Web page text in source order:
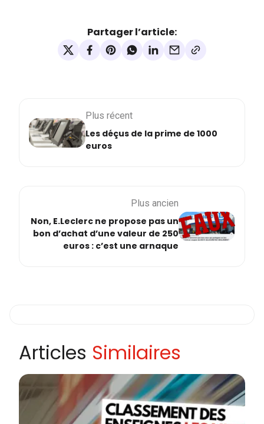
Partager l’article:
Plus récent
Les déçus de la prime de 1000
euros
Plus ancien
Non, E.Leclerc ne propose pas un
bon d’achat d’une valeur de 250
euros : c’est une arnaque
Articles Similaires